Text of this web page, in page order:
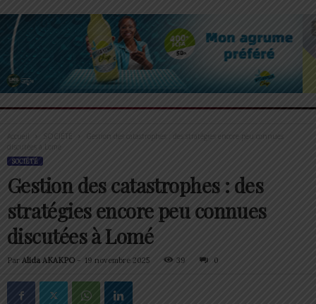
Accueil
Gestion des catastrophes : des stratégies encore peu connues
discutées à Lomé
SOCIÉTÉ
Gestion des catastrophes : des
stratégies encore peu connues
discutées à Lomé
Par Alida AKAKPO- 19 novembre 2025 39 0